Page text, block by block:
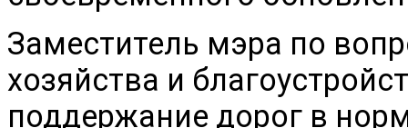
Заместитель мэра по
хозяйства и
поддержание дорог в